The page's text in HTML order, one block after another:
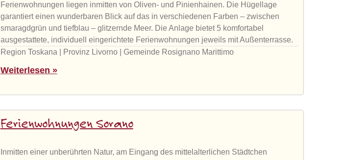
Ferienwohnungen liegen inmitten von Oliven- und Pinienhainen. Die Hügellage
garantiert einen wunderbaren Blick auf das in verschiedenen Farben – zwischen
smaragdgrün und tiefblau – glitzernde Meer. Die Anlage bietet 5 komfortabel
ausgestattete, individuell eingerichtete Ferienwohnungen jeweils mit Außenterrasse.
Region Toskana | Provinz Livorno | Gemeinde Rosignano Marittimo
Weiterlesen »
Ferienwohnungen Sorano
Inmitten einer unberührten Natur, am Eingang des mittelalterlichen Städtchen